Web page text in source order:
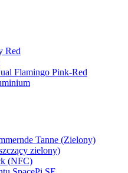
Red
Flamingo Pink-Red
Tanne (Zielony)
zielony)
(NFC)